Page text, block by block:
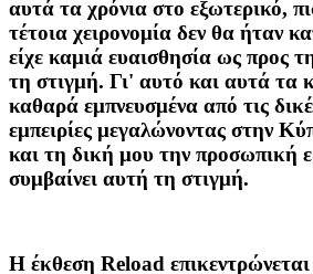
αυτά τα χρόνια στο εξωτερικό,
τέτοια χειρονομία δεν θα ήταν
είχε καμιά ευαισθησία ως προς
τη στιγμή. Γι' αυτό και αυτά τα
καθαρά εμπνευσμένα από τις
εμπειρίες μεγαλώνοντας στην
και τη δική μου την προσωπική
συμβαίνει αυτή τη στιγμή.
Η έκθεση Reload επικεντρώνεται